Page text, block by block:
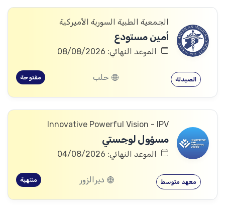
الجمعية الطبية السورية الأميركية
أمين مستودع
الموعد النهائي: 08/08/2026
الصيدلة حلب مفتوحة
Innovative Powerful Vision - IPV
مسؤول لوجستي
الموعد النهائي: 04/08/2026
معهد متوسط ديرالزور منتهية